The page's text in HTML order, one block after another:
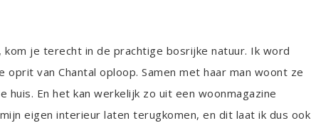
je terecht in de prachtige bosrijke natuur. Ik word
van Chantal oploop. Samen met haar man woont ze
En het kan werkelijk zo uit een woonmagazine
eigen interieur laten terugkomen, en dit laat ik dus ook